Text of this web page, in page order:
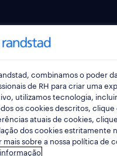
e formação
combinamos o poder
de RH para criar uma
utilizamos tecnologia,
os cookies descritos, clique
atuais de cookies,
dos cookies estritamente
mais sobre a nossa política de